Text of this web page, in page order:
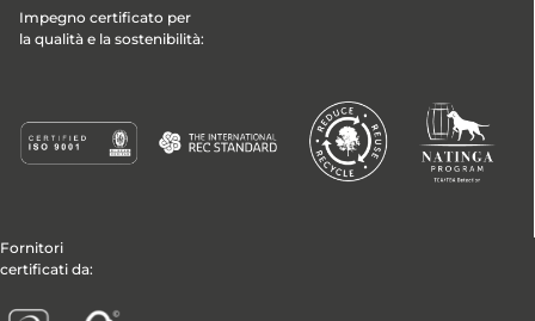
Impegno certificato per
la qualità e la sostenibilità:
Fornitori
certificati da: